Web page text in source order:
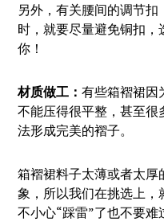
另外，有关腰间的调节
时，就要尽量避免铜扣
你！
材质做工：有些箱褶裙因
不能压得很平整，甚至
法形成完美的褶子。
箱褶裙料子太薄或者太
象，所以我们在挑选上
不小心“踩雷”了也不要